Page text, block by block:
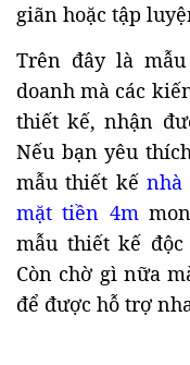
giãn hoặc tập
Trên đây là
doanh mà các
thiết kế, nhận
Nếu bạn yêu
mẫu thiết kếnhà
mặt tiền 4m
mẫu thiết kế
Còn chờ gì nữa
để được hỗ trợ